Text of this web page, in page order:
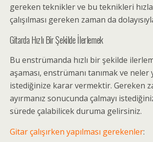
gereken teknikler ve bu teknikleri
çalışılması gereken zaman da
Gitarda Hızlı Bir Şekilde İlerlemek
Bu enstrümanda hızlı bir şekilde
aşaması, enstrümanı tanımak ve neler
istediğinize karar vermektir. Gereken
ayırmanız sonucunda çalmayı
sürede çalabilicek duruma gelirsiniz.
Gitar çalışırken yapılması gerekenler: